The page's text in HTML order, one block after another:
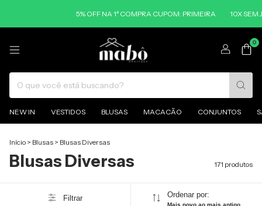
5% OFF NA 1ª COMPRA CUPOM: PRIMEIRA 10X SEM JUROS NO CARTÃO
0
NEW IN VESTIDOS BLUSAS MACACÃO CONJUNTOS
Início > Blusas > Blusas Diversas
Blusas Diversas 171 produtos
Filtrar Ordenar por:
Mais novo ao mais antigo